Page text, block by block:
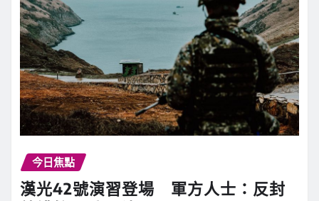
今日焦點
漢光42號演習登場 軍方人士：反封